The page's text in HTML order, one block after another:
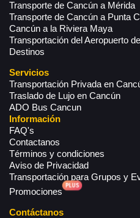
Transporte de Cancún a Mérida
Transporte de Cancún a Punta
Cancún a la Riviera Maya
Transportación del Aeropuerto
Destinos
Servicios
Transportación Privada en
Traslado de Lujo en Cancún
ADO Bus Cancun
Información
FAQ's
Contactanos
Términos y condiciones
Aviso de Privacidad
Transportación para Grupos y
Promociones
Contáctanos